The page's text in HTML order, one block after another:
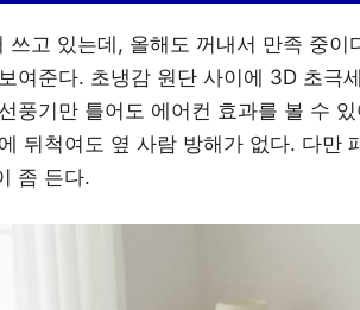
쓰고 있는데, 올해도 꺼내서 만족 중
여준다. 초냉감 원단 사이에 3D 초극
풍기만 틀어도 에어컨 효과를 볼 수
뒤척여도 옆 사람 방해가 없다. 다만
좀 든다.